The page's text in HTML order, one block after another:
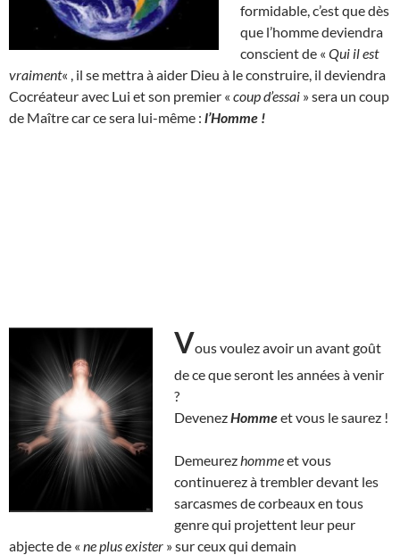
formidable, c’est que dès
que l’homme deviendra
conscient de « Qui il est
vraiment« , il se mettra à aider Dieu à le construire, il deviendra
Cocréateur avec Lui et son premier « coup d’essai » sera un coup
de Maître car ce sera lui-même : l’Homme !
Vous voulez avoir un avant goût
de ce que seront les années à venir
?
DevenezHommeet vous le saurez !
Demeurez hommeet vous
continuerez à trembler devant les
sarcasmes de corbeaux en tous
genre qui projettent leur peur
abjecte de « ne plus exister » sur ceux qui demain